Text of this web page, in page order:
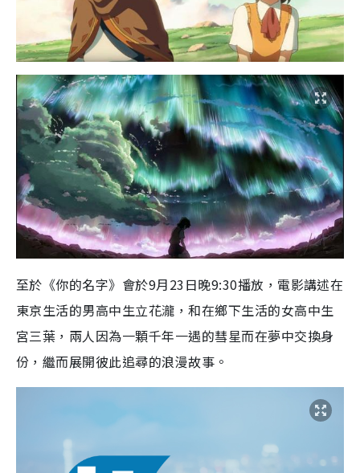
至於《你的名字》會於9月23日晚9:30播放，電影講述在
東京生活的男高中生立花瀧，和在鄉下生活的女高中生
宮三葉，兩人因為一顆千年一遇的彗星而在夢中交換身
份，繼而展開彼此追尋的浪漫故事。